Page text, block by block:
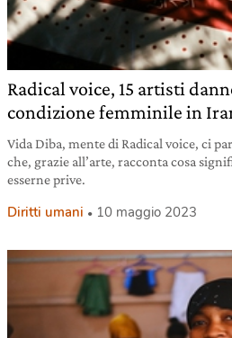
Radical voice, 15 artisti
condizione femminile in
Vida Diba, mente di Radical voice, ci
che, grazie all’arte, racconta cosa
esserne prive.
Diritti umani 10 maggio 2023